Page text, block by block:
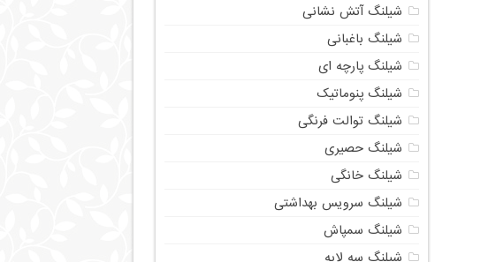
شیلنگ آتش نشانی
شیلنگ باغبانی
شیلنگ پارچه ای
شیلنگ پنوماتیک
شیلنگ توالت فرنگی
شیلنگ حصیری
شیلنگ خانگی
شیلنگ سرویس بهداشتی
شیلنگ سمپاش
شیلنگ سه لایه